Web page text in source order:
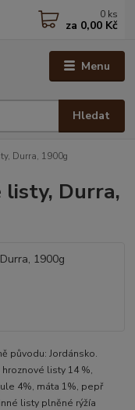
Menu
Hledat
0 ks
za 0,00 Kč
Durra, 1900g
listy, Durra,
původu: Jordánsko.
listy 14 %,
4%, máta 1%, pepř
listy plněné rýžía